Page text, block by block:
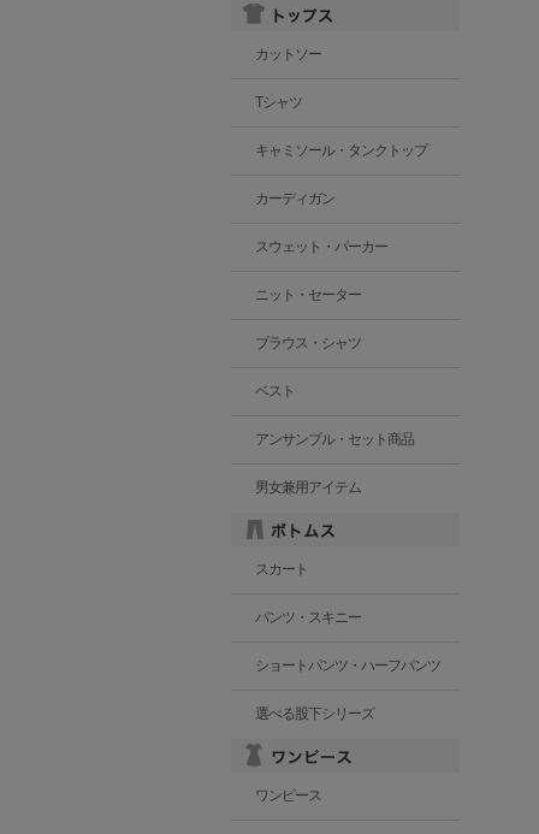
カットソー
Tシャツ
キャミソール・タンクトップ
カーディガン
スウェット・パーカー
ニット・セーター
ブラウス・シャツ
ベスト
アンサンブル・セット商品
男女兼用アイテム
スカート
パンツ・スキニー
ショートパンツ・ハーフパンツ
選べる股下シリーズ
ワンピース